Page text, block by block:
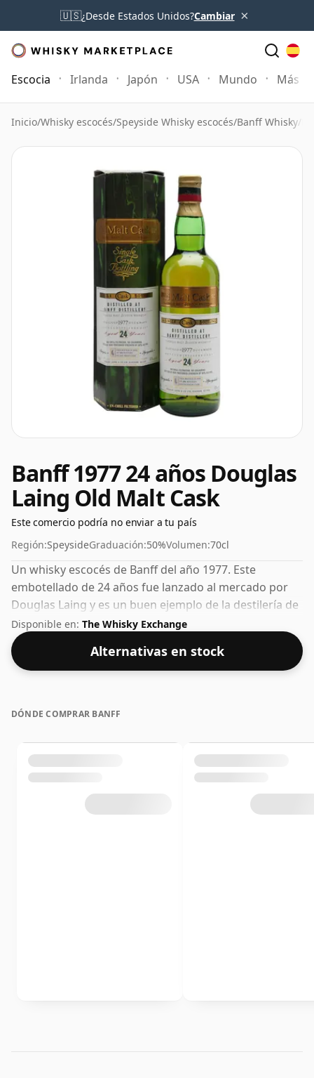
🇺🇸¿Desde Estados Unidos?Cambiar ×
Escocia Irlanda Japón USA Mundo Más
Inicio/Whisky escocés/Speyside Whisky escocés/Banff Whisky/
Banff 1977 24 años Douglas
Laing Old Malt Cask
Este comercio podría no enviar a tu país
Región:SpeysideGraduación:50%Volumen:70cl
Un whisky escocés de Banff del año 1977. Este
embotellado de 24 años fue lanzado al mercado por
Douglas Laing y es un buen ejemplo de la destilería de
Speyside. Al 50%, ciertamente puedes agregar una o
dos gotas de agua a este whisky para realzar la
textura y abrir el espíritu.
Disponible en: The Whisky Exchange
Alternativas en stock
DÓNDE COMPRAR BANFF